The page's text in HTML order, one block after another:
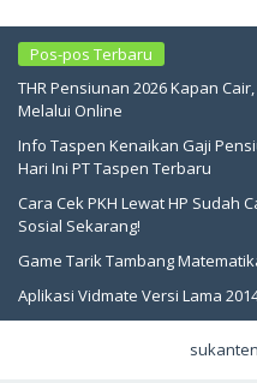
Pos-pos Terbaru
THR Pensiunan 2026 Kapan
Melalui Online
Info Taspen Kenaikan Gaji
Hari Ini PT Taspen Terbaru
Cara Cek PKH Lewat HP Sudah
Sosial Sekarang!
Game Tarik Tambang
Aplikasi Vidmate Versi Lama